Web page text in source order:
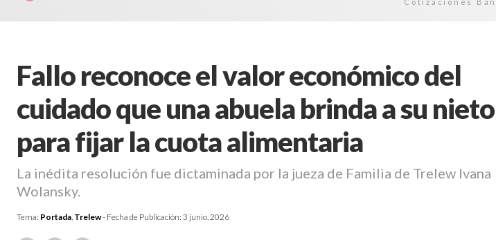
Fallo reconoce el valor económico del
cuidado que una abuela brinda a su nieto
para fijar la cuota alimentaria
La inédita resolución fue dictaminada por la jueza de Familia de Trelew Ivana
Wolansky.
Tema: Portada, Trelew- Fecha de Publicación: 3 junio, 2026